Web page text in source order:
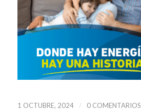
1 OCTUBRE, 2024 / 0 COMENTARIOS